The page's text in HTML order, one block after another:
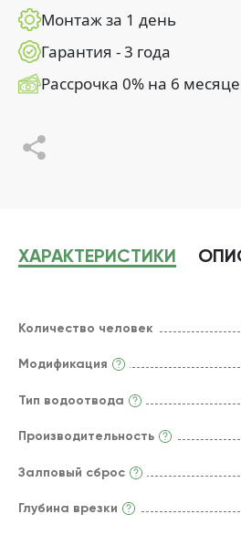
Монтаж за 1 день
Гарантия - 3 года
Рассрочка 0% на 6
ХАРАКТЕРИСТИКИ
Количество человек
Модификация
Тип водоотвода
Производительность
Залповый сброс
Глубина врезки